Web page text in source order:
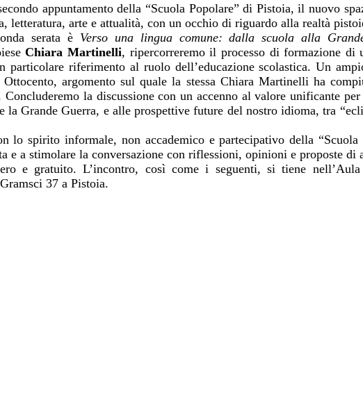
appuntamento della “Scuola Popolare” di Pistoia, il nuovo
letteratura, arte e attualità, con un occhio di riguardo alla realtà
serata è Verso una lingua comune: dalla scuola alla
Chiara Martinelli, ripercorreremo il processo di formazione di
particolare riferimento al ruolo dell’educazione scolastica. Un
argomento sul quale la stessa Chiara Martinelli ha
Concluderemo la discussione con un accenno al valore unificante
la Grande Guerra, e alle prospettive future del nostro idioma, tra
lo spirito informale, non accademico e partecipativo della
e a stimolare la conversazione con riflessioni, opinioni e proposte di
e gratuito. L’incontro, così come i seguenti, si tiene
37 a Pistoia.